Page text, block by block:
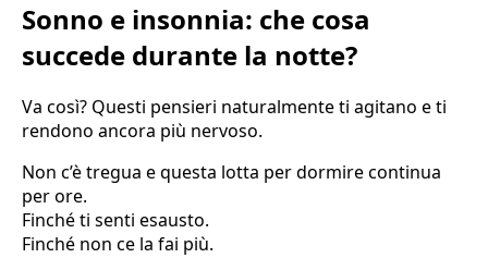
Sonno e insonnia: che cosa
succede durante la notte?
Va così? Questi pensieri naturalmente ti agitano e ti
rendono ancora più nervoso.
Non c’è tregua e questa lotta per dormire continua
per ore.
Finché ti senti esausto.
Finché non ce la fai più.